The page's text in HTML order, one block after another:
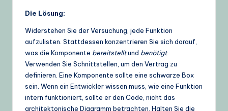
Die Lösung:
Widerstehen Sie der Versuchung, jede Funktion
aufzulisten. Stattdessen konzentrieren Sie sich darauf,
was die Komponente bereitstelltund benötigt.
Verwenden Sie Schnittstellen, um den Vertrag zu
definieren. Eine Komponente sollte eine schwarze Box
sein. Wenn ein Entwickler wissen muss, wie eine Funktion
intern funktioniert, sollte er den Code, nicht das
architektonische Diagramm betrachten. Halten Sie die